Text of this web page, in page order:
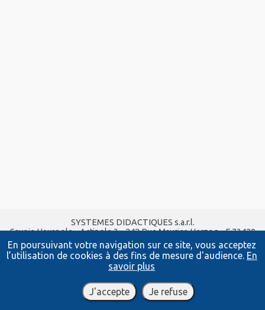
En poursuivant votre navigation sur ce site, vous acceptez
l’utilisation de cookies à des fins de mesure d'audience. En
savoir plus
J'accepte Je refuse
SYSTEMES DIDACTIQUES s.a.r.l.
Savoie Hexapole - Actipole 3 - 242 Rue Maurice Herzog - F 73420
VIVIERS DU LAC
Tel : 04 56 42 80 70| Fax :04 56 42 80 71
xavier.granjon@systemes-didactiques.fr
www.systemes-didactiques.fr